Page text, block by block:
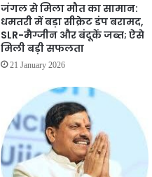
जंगल से मिला मौत का सामान:
धमतरी में बड़ा सीक्रेट डंप बरामद,
SLR-मैग्जीन और बंदूकें जब्त; ऐसे
मिली बड़ी सफलता
21 January 2026